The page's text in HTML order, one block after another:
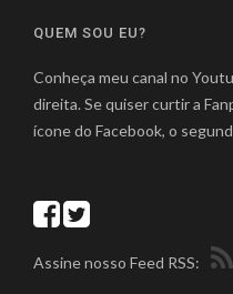
QUEM SOU EU?
Conheça meu canal no
direita. Se quiser curtir a
ícone do Facebook, o
Assine nosso Feed RSS: